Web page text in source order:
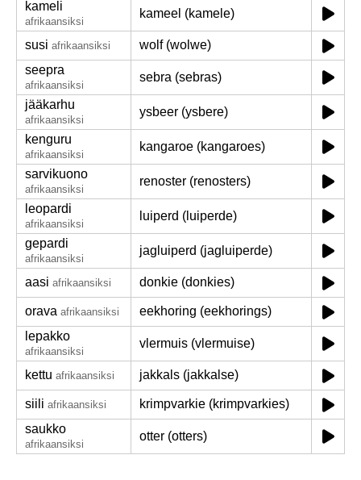
kameli
afrikaansiksi
kameel (kamele)
susi afrikaansiksi
wolf (wolwe)
seepra
afrikaansiksi
sebra (sebras)
jääkarhu
afrikaansiksi
ysbeer (ysbere)
kenguru
afrikaansiksi
kangaroe (kangaroes)
sarvikuono
afrikaansiksi
renoster (renosters)
leopardi
afrikaansiksi
luiperd (luiperde)
gepardi
afrikaansiksi
jagluiperd (jagluiperde)
aasi afrikaansiksi donkie (donkies)
orava afrikaansiksi
eekhoring (eekhorings)
lepakko
afrikaansiksi
vlermuis (vlermuise)
kettu afrikaansiksi jakkals (jakkalse)
siili afrikaansiksi
krimpvarkie (krimpvarkies)
saukko
afrikaansiksi
otter (otters)